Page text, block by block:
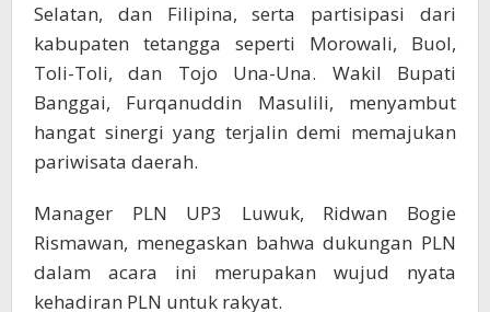
Selatan, dan Filipina, serta partisipasi dari
kabupaten tetangga seperti Morowali, Buol,
Toli-Toli, dan Tojo Una-Una. Wakil Bupati
Banggai, Furqanuddin Masulili, menyambut
hangat sinergi yang terjalin demi memajukan
pariwisata daerah.
Manager PLN UP3 Luwuk, Ridwan Bogie
Rismawan, menegaskan bahwa dukungan PLN
dalam acara ini merupakan wujud nyata
kehadiran PLN untuk rakyat.